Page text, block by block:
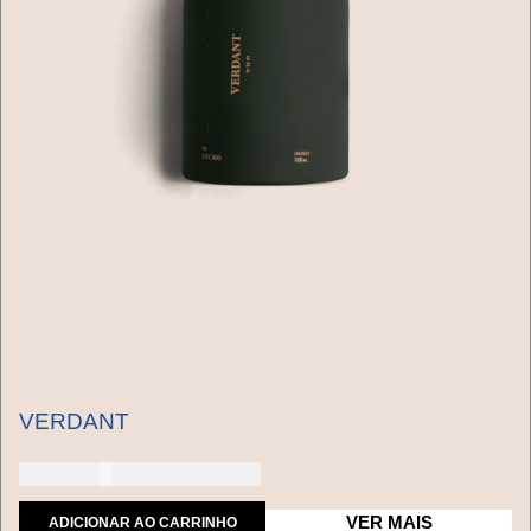
VERDANT
VER MAIS
ADICIONAR AO CARRINHO